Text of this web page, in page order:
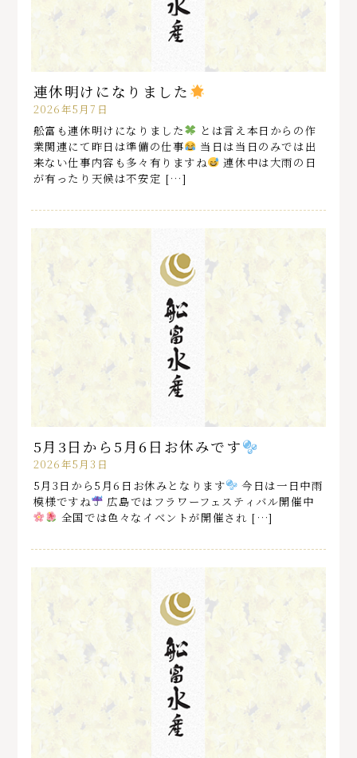
連休明けになりました
2026年5月7日
舩富も連休明けになりました
とは言え本日からの作
業関連にて昨日は準備の仕事
当日は当日のみでは出
来ない仕事内容も多々有りますね
連休中は大雨の日
が有ったり天候は不安定 […]
5月3日から5月6日お休みです
2026年5月3日
5月3日から5月6日お休みとなります
今日は一日中雨
模様ですね
広島ではフラワーフェスティバル開催中
全国では色々なイベントが開催され […]